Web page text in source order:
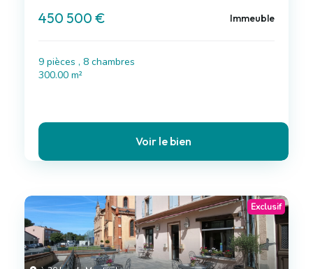
450 500 € Immeuble
9 pièces , 8 chambres
300.00 m²
Voir le bien
Exclusif